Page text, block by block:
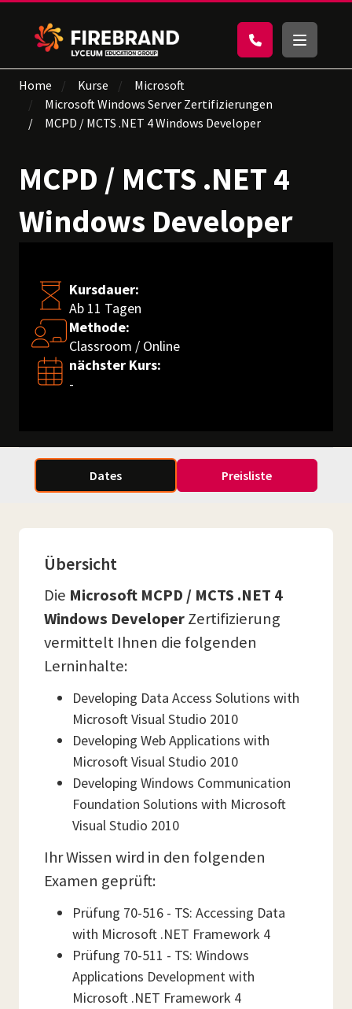
Home Kurse
Microsoft
Microsoft Windows Server Zertifizierungen
MCPD / MCTS .NET 4 Windows Developer
MCPD / MCTS .NET 4
Windows Developer
Kursdauer:
Ab 11 Tagen
Methode:
Classroom / Online
nächster Kurs:
-
Dates Preisliste
Übersicht
Die Microsoft MCPD / MCTS .NET 4
Windows DeveloperZertifizierung
vermittelt Ihnen die folgenden
Lerninhalte:
Developing Data Access Solutions with
Microsoft Visual Studio 2010
Developing Web Applications with
Microsoft Visual Studio 2010
Developing Windows Communication
Foundation Solutions with Microsoft
Visual Studio 2010
Ihr Wissen wird in den folgenden
Examen geprüft:
Prüfung 70-516 - TS: Accessing Data
with Microsoft .NET Framework 4
Prüfung 70-511 - TS: Windows
Applications Development with
Microsoft .NET Framework 4